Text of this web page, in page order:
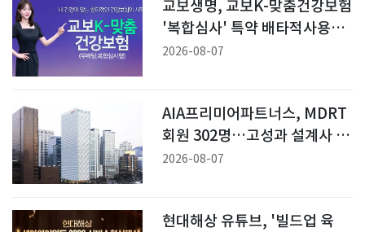
교보생명, 교보K-맞춤건강보험
'복합심사' 특약 배타적사용권
획득
2026-08-07
AIA프리미어파트너스, MDRT
회원 302명…고성과 설계사 확
대
2026-08-07
현대해상 유튜브, '빌드업 육